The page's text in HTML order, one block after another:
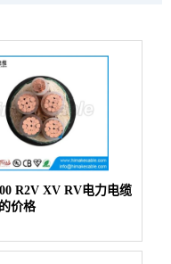
R2V XV RV电力电缆
价格